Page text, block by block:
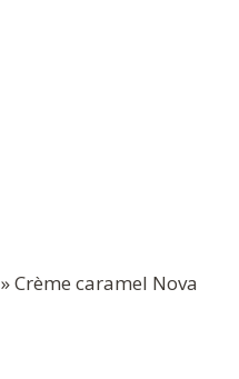
» Crème caramel Nova